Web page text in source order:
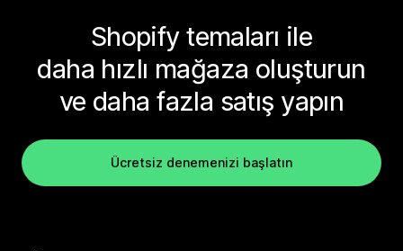
Shopify temaları ile
daha hızlı mağaza oluşturun
ve daha fazla satış yapın
Ücretsiz denemenizi başlatın